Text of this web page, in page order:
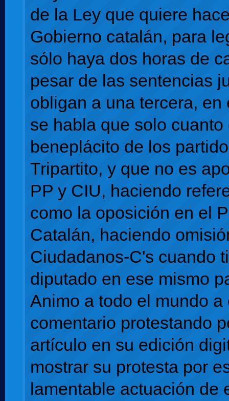
de la Ley que quiere
Gobierno catalán, para
sólo haya dos horas de
pesar de las sentencias
obligan a una tercera, en
se habla que solo cuanto
beneplácito de los
Tripartito, y que no es
PP y CIU, haciendo
como la oposición en el
Catalán, haciendo
Ciudadanos-C's cuando
diputado en ese mismo
Animo a todo el mundo a
comentario protestando
artículo en su edición
mostrar su protesta por
lamentable actuación de